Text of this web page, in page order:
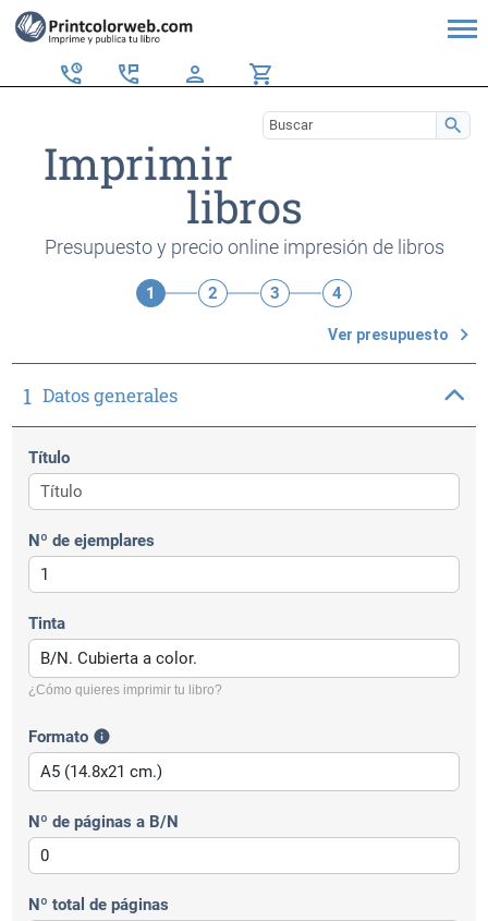
perm_phone_msg person shopping_cart
search
Imprimir
libros
Presupuesto y precio online impresión de libros
1 2 3 4
Ver presupuesto navigate_next
1 Datos generales
Título
Nº de ejemplares
Tinta
¿Cómo quieres imprimir tu libro?
Formato info
Nº de páginas a B/N
Nº total de páginas